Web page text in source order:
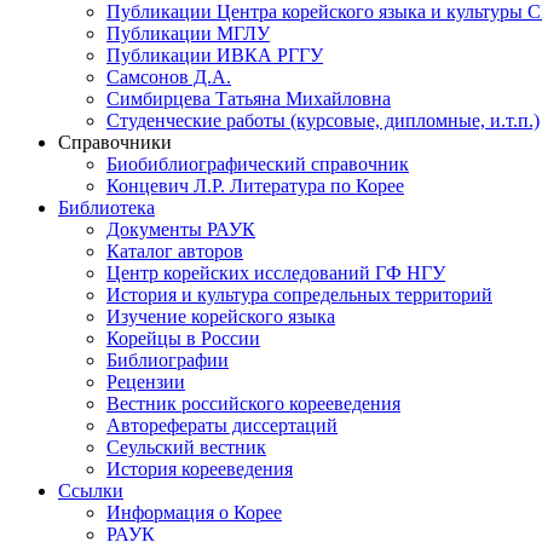
Публикации Центра корейского языка и культуры
Публикации МГЛУ
Публикации ИВКА РГГУ
Самсонов Д.А.
Симбирцева Татьяна Михайловна
Студенческие работы (курсовые, дипломные, и.т.п.)
Справочники
Биобиблиографический справочник
Концевич Л.Р. Литература по Корее
Библиотека
Документы РАУК
Каталог авторов
Центр корейских исследований ГФ НГУ
История и культура сопредельных территорий
Изучение корейского языка
Корейцы в России
Библиографии
Рецензии
Вестник российского корееведения
Авторефераты диссертаций
Сеульский вестник
История корееведения
Ссылки
Информация о Корее
РАУК